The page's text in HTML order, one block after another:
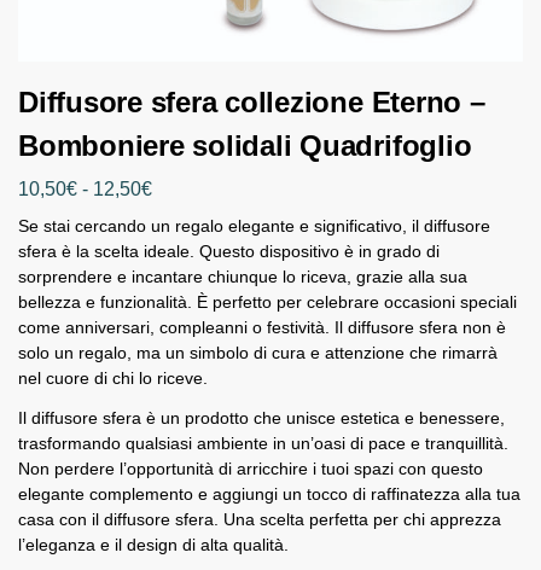
Diffusore sfera collezione Eterno –
Bomboniere solidali Quadrifoglio
10,50€ - 12,50€
Se stai cercando un regalo elegante e significativo, il diffusore
sfera è la scelta ideale. Questo dispositivo è in grado di
sorprendere e incantare chiunque lo riceva, grazie alla sua
bellezza e funzionalità. È perfetto per celebrare occasioni speciali
come anniversari, compleanni o festività. Il diffusore sfera non è
solo un regalo, ma un simbolo di cura e attenzione che rimarrà
nel cuore di chi lo riceve.
Il diffusore sfera è un prodotto che unisce estetica e benessere,
trasformando qualsiasi ambiente in un’oasi di pace e tranquillità.
Non perdere l’opportunità di arricchire i tuoi spazi con questo
elegante complemento e aggiungi un tocco di raffinatezza alla tua
casa con il diffusore sfera. Una scelta perfetta per chi apprezza
l’eleganza e il design di alta qualità.